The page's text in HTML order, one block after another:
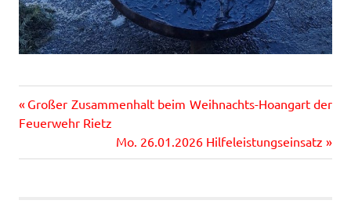
Beitragsnavigation
Vorheriger
Beitrag:
Großer Zusammenhalt beim Weihnachts-Hoangart der
Feuerwehr Rietz
Nächster
Beitrag:
Mo. 26.01.2026 Hilfeleistungseinsatz